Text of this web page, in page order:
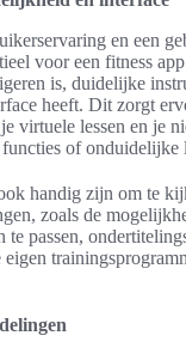
en een
voor een fitness
is, duidelijke
heeft. Dit zorgt
virtuele lessen en je
of onduidelijke
handig zijn om te
zoals de
te passen,